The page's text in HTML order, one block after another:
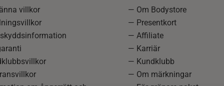
villkor
— Om Bodystore
— Presentkort
— Affiliate
— Karriär
— Kundklubb
— Om märkningar